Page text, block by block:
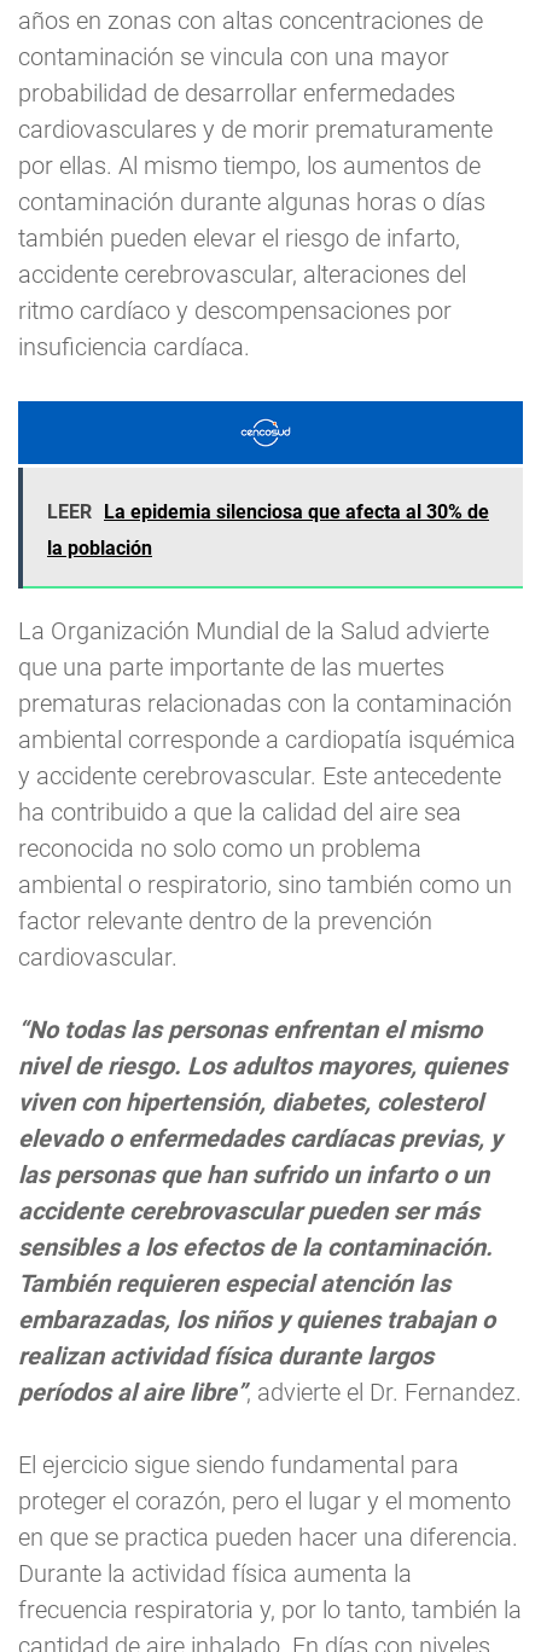
años en zonas con altas concentraciones de
contaminación se vincula con una mayor
probabilidad de desarrollar enfermedades
cardiovasculares y de morir prematuramente
por ellas. Al mismo tiempo, los aumentos de
contaminación durante algunas horas o días
también pueden elevar el riesgo de infarto,
accidente cerebrovascular, alteraciones del
ritmo cardíaco y descompensaciones por
insuficiencia cardíaca.
LEER La epidemia silenciosa que afecta al 30% de
la población
La Organización Mundial de la Salud advierte
que una parte importante de las muertes
prematuras relacionadas con la contaminación
ambiental corresponde a cardiopatía isquémica
y accidente cerebrovascular. Este antecedente
ha contribuido a que la calidad del aire sea
reconocida no solo como un problema
ambiental o respiratorio, sino también como un
factor relevante dentro de la prevención
cardiovascular.
“No todas las personas enfrentan el mismo
nivel de riesgo. Los adultos mayores, quienes
viven con hipertensión, diabetes, colesterol
elevado o enfermedades cardíacas previas, y
las personas que han sufrido un infarto o un
accidente cerebrovascular pueden ser más
sensibles a los efectos de la contaminación.
También requieren especial atención las
embarazadas, los niños y quienes trabajan o
realizan actividad física durante largos
períodos al aire libre”, advierte el Dr. Fernandez.
El ejercicio sigue siendo fundamental para
proteger el corazón, pero el lugar y el momento
en que se practica pueden hacer una diferencia.
Durante la actividad física aumenta la
frecuencia respiratoria y, por lo tanto, también la
cantidad de aire inhalado. En días con niveles